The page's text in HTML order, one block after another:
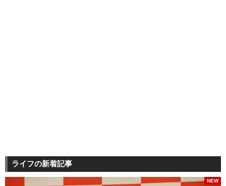
ライフの新着記事
NEW